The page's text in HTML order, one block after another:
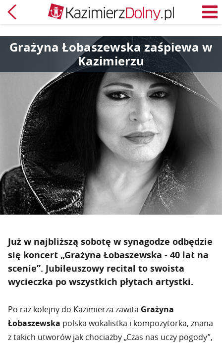
Powrót
Grażyna Łobaszewska zaśpiewa w
Kazimierzu
Już w najbliższą sobotę w synagodze odbędzie
się koncert „Grażyna Łobaszewska - 40 lat na
scenie”. Jubileuszowy recital to swoista
wycieczka po wszystkich płytach artystki.
Po raz kolejny do Kazimierza zawita Grażyna
Łobaszewska polska wokalistka i kompozytorka, znana
z takich utworów jak chociażby „Czas nas uczy pogody”,